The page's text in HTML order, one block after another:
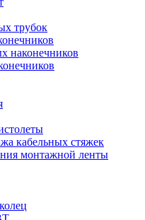
трубок
наконечников
кабельных стяжек
монтажной ленты